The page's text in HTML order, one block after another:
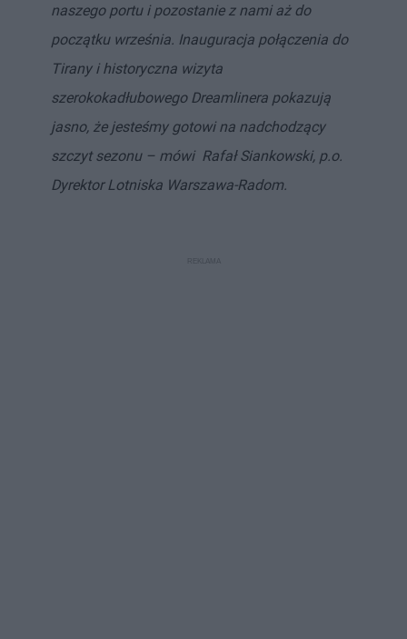
naszego portu i pozostanie z nami aż do
początku września. Inauguracja połączenia do
Tirany i historyczna wizyta
szerokokadłubowego Dreamlinera pokazują
jasno, że jesteśmy gotowi na nadchodzący
szczyt sezonu – mówi Rafał Siankowski, p.o.
Dyrektor Lotniska Warszawa-Radom.